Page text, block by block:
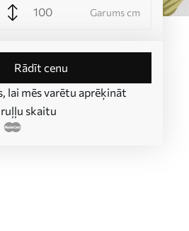
Garums cm
Rādīt cenu
lai mēs varētu aprēķināt
skaitu